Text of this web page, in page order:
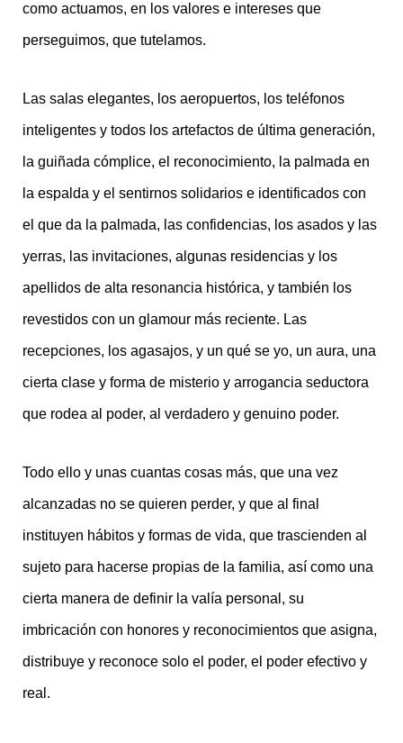
como actuamos, en los valores e intereses que
perseguimos, que tutelamos.
Las salas elegantes, los aeropuertos, los teléfonos
inteligentes y todos los artefactos de última generación,
la guiñada cómplice, el reconocimiento, la palmada en
la espalda y el sentirnos solidarios e identificados con
el que da la palmada, las confidencias, los asados y las
yerras, las invitaciones, algunas residencias y los
apellidos de alta resonancia histórica, y también los
revestidos con un glamour más reciente. Las
recepciones, los agasajos, y un qué se yo, un aura, una
cierta clase y forma de misterio y arrogancia seductora
que rodea al poder, al verdadero y genuino poder.
Todo ello y unas cuantas cosas más, que una vez
alcanzadas no se quieren perder, y que al final
instituyen hábitos y formas de vida, que trascienden al
sujeto para hacerse propias de la familia, así como una
cierta manera de definir la valía personal, su
imbricación con honores y reconocimientos que asigna,
distribuye y reconoce solo el poder, el poder efectivo y
real.